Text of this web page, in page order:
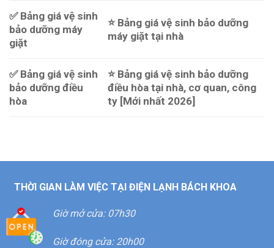
✅ Bảng giá vệ sinh
bảo dưỡng máy
giặt
⭐ Bảng giá vệ sinh bảo dưỡng
máy giặt tại nhà
✅ Bảng giá vệ sinh
bảo dưỡng điều
hòa
⭐ Bảng giá vệ sinh bảo dưỡng
điều hòa tại nhà, cơ quan, công
ty [Mới nhất 2026]
THỜI GIAN LÀM VIỆC TẠI ĐIỆN LẠNH BÁCH KHOA
Giờ mở cửa: 07h30
Giờ đóng cửa: 20h00